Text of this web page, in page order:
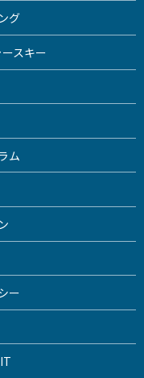
グ
スキー
ム
ー